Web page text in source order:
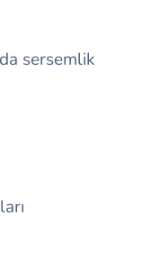
sersemlik